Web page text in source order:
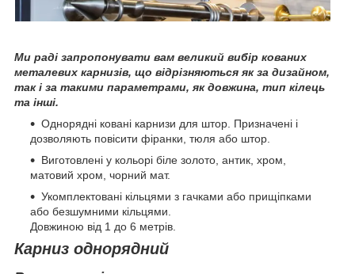
Ми раді запропонувати вам великий вибір кованих
металевих карнизів, що відрізняються як за дизайном,
так і за такими параметрами, як довжина, тип кілець
та інші.
Однорядні ковані карнизи для штор. Призначені і
дозволяють повісити фіранки, тюля або штор.
Виготовлені у кольорі біле золото, антик, хром,
матовий хром, чорний мат.
Укомплектовані кільцями з гачками або прищіпками
або безшумними кільцями.
Довжиною від 1 до 6 метрів.
Карниз однорядний